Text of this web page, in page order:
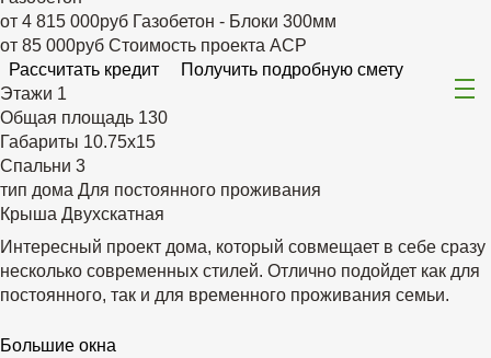
от 4 815 000руб Газобетон - Блоки 300мм
от 85 000руб Стоимость проекта АСР
Рассчитать кредит
Получить подробную смету
Этажи 1
Общая площадь 130
Габариты 10.75х15
Спальни 3
тип дома Для постоянного проживания
Крыша Двухскатная
Интересный проект дома, который совмещает в себе сразу
несколько современных стилей. Отлично подойдет как для
постоянного, так и для временного проживания семьи.
Большие окна